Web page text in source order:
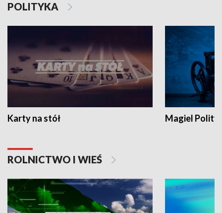
POLITYKA
Karty na stół Magiel
ROLNICTWO I WIEŚ